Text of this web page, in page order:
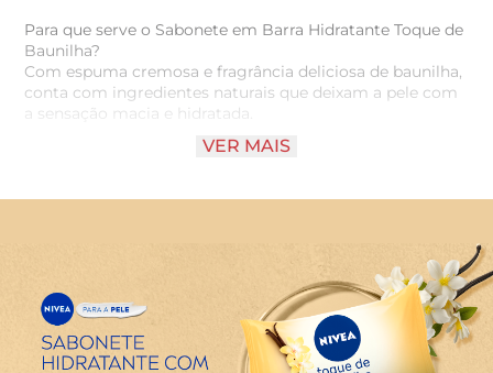
Para que serve o Sabonete em Barra Hidratante Toque de
Baunilha?
Com espuma cremosa e fragrância deliciosa de baunilha,
conta com ingredientes naturais que deixam a pele com
a sensação macia e hidratada.
Benefícios e diferenciais
- Fragrância suave de baunilha.
Como usar o Sabonete em Barra Nivea Toque de
Baunilha?
Massageie suavemente na pele molhada até formar
espuma. Enxágue com água em abundância.
VER MAIS